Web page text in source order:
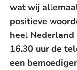
wat wij
positieve
heel
16.30 uur de
een